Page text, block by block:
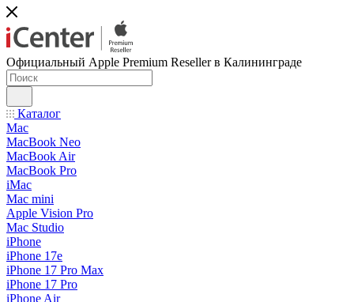
Официальный Apple Premium Reseller в Калининграде
Каталог
Mac
MacBook Neo
MacBook Air
MacBook Pro
iMac
Mac mini
Apple Vision Pro
Mac Studio
iPhone
iPhone 17e
iPhone 17 Pro Max
iPhone 17 Pro
iPhone Air